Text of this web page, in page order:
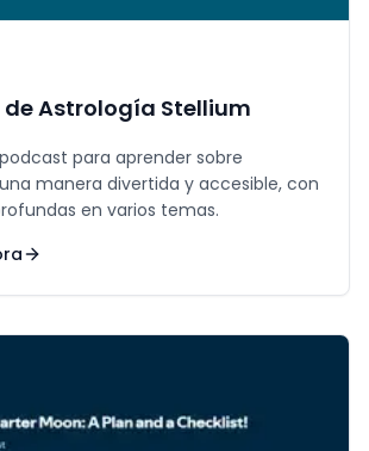
de Astrología Stellium
para aprender sobre
manera divertida y accesible, con
en varios temas.